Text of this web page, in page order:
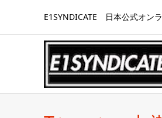
E1SYNDICATE 日本公式オン